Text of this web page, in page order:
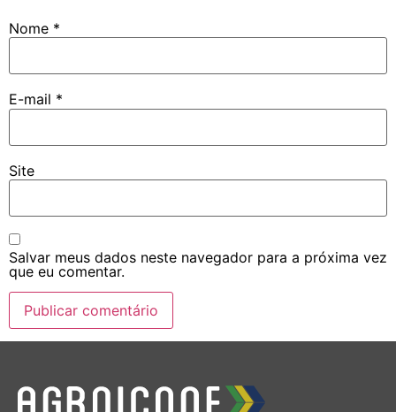
Nome *
E-mail *
Site
Salvar meus dados neste navegador para a próxima vez
que eu comentar.